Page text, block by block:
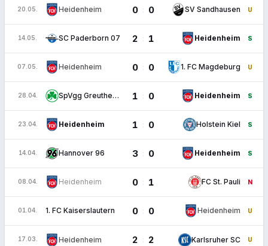
20.05. Heidenheim 0 : 0 SV Sandhausen U
14.05. SC Paderborn 07 2 : 1 Heidenheim S
07.05. Heidenheim 0 : 0 1. FC Magdeburg U
28.04. SpVgg Greuther Fürth 1 : 0 Heidenheim S
23.04. Heidenheim 1 : 0 Holstein Kiel S
14.04. Hannover 96 3 : 0 Heidenheim S
08.04. Heidenheim 0 : 1 FC St. Pauli N
01.04. 1. FC Kaiserslautern 0 : 0 Heidenheim U
17.03. Heidenheim 2 : 2 Karlsruher SC U